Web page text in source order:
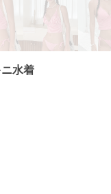
水着